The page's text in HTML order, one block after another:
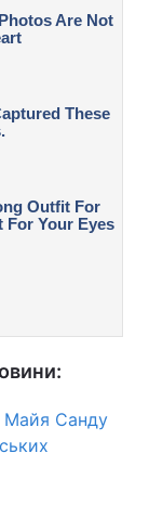
Майя Санду